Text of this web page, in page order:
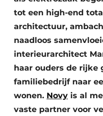
tot een high-end
architectuur,
naadloos
interieurarchitect
haar ouders de rijke
familiebedrijf naar
wonen. Novy is al
vaste partner voor